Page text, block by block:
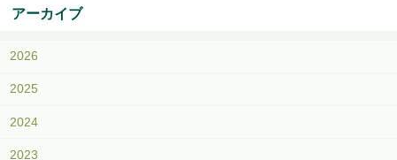
アーカイブ
2026
2025
2024
2023